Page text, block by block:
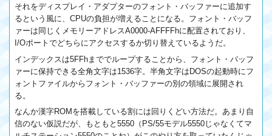
それをディスプレイ・アダプターのフォント・バッファーに追加す
るという風に、CPUの負担が増えることになる。フォント・バッフ
ァーは同じくメモリーアドレスA0000-AFFFFhに配置されており、
I/Oポートでどちらにアクセスするか切り替えているようだ。
インデックスは5FFhまででループすることから、フォント・バッフ
ァーに保持できる全角文字は1536字。半角文字はDOSの起動時にフ
ォントファイルからフォント・バッファーの別の領域に展開され
る。
なんか漢字ROMを搭載している割には回りくどい方法だ。あまり自
信のない仮説だが、もともと5550（PS/55モデル5550じゃなくてマ